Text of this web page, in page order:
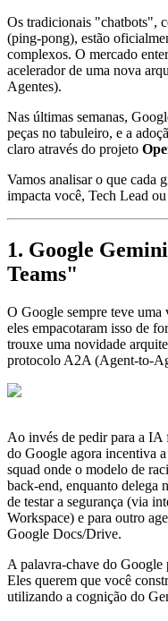
Os tradicionais "chatbots",
(ping-pong), estão
complexos. O mercado
acelerador de uma nova
Agentes).
Nas últimas semanas,
peças no tabuleiro, e a
claro através do projeto
Vamos analisar o que cada
impacta você, Tech Lead
1. Google
Teams"
O Google sempre teve uma
eles empacotaram isso de
trouxe uma novidade
protocolo A2A (Agent-to-
Ao invés de pedir para a IA
do Google agora incentiva
squad onde o modelo de
back-end, enquanto delega
de testar a segurança (via
Workspace) e para outro
Google Docs/Drive.
A palavra-chave do Google
Eles querem que você
utilizando a cognição do